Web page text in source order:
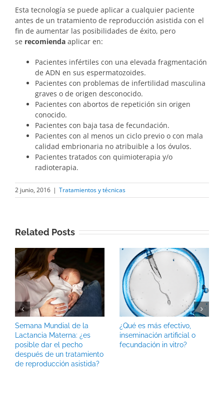
Esta tecnología se puede aplicar a cualquier paciente
antes de un tratamiento de reproducción asistida con el
fin de aumentar las posibilidades de éxito, pero
se recomienda aplicar en:
Pacientes infértiles con una elevada fragmentación
de ADN en sus espermatozoides.
Pacientes con problemas de infertilidad masculina
graves o de origen desconocido.
Pacientes con abortos de repetición sin origen
conocido.
Pacientes con baja tasa de fecundación.
Pacientes con al menos un ciclo previo o con mala
calidad embrionaria no atribuible a los óvulos.
Pacientes tratados con quimioterapia y/o
radioterapia.
2 junio, 2016 | Tratamientos y técnicas
Related Posts
Semana Mundial de la
Lactancia Materna: ¿es
posible dar el pecho
después de un tratamiento
de reproducción asistida?
¿Qué es más efectivo,
inseminación artificial o
fecundación in vitro?